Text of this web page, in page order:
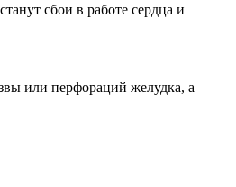
сбои в работе сердца и
или перфораций желудка, а